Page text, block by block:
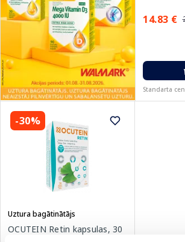
14.83 €
Standarta
-30%
Uztura bagātinātājs
OCUTEIN Retin kapsulas, 30